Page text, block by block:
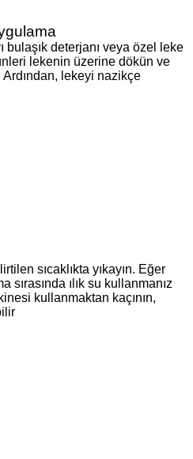
bulaşık deterjanı veya özel leke
lekenin üzerine dökün ve
lekeyi nazikçe
sıcaklıkta yıkayın. Eğer
sırasında ılık su kullanmanız
kullanmaktan kaçının,